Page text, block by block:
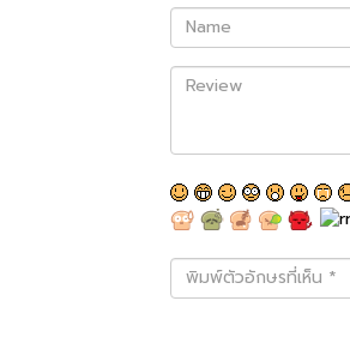
Name
Review
พิมพ์
ตัว